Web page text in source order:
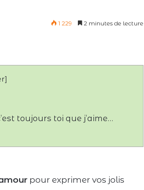
1 229 2 minutes de lecture
]
toujours toi que j’aime…
pour exprimer vos jolis